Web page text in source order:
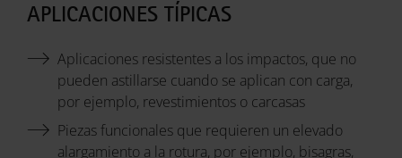
APLICACIONES TÍPICAS
Aplicaciones resistentes a los impactos, que no
pueden astillarse cuando se aplican con carga,
por ejemplo, revestimientos o carcasas
Piezas funcionales que requieren un elevado
alargamiento a la rotura, por ejemplo, bisagras,